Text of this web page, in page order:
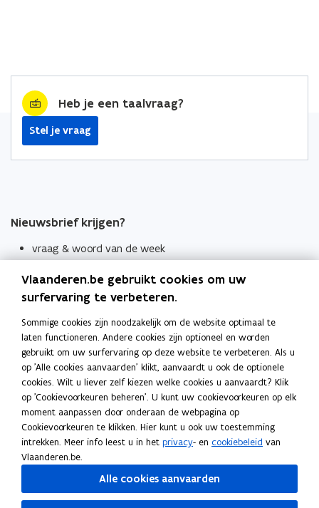
Heb je een taalvraag?
Stel je vraag
Nieuwsbrief krijgen?
vraag & woord van de week
Schrijf je in
Thema's
Taaladviezen
Spellingregels
Tips voor duidelijke taal
Bekijk ook
Spellingtests
Boek- en webwijzer
Vlaanderen.be gebruikt cookies om uw
surfervaring te verbeteren.
Sommige cookies zijn noodzakelijk om de website optimaal te
laten functioneren. Andere cookies zijn optioneel en worden
gebruikt om uw surfervaring op deze website te verbeteren. Als u
op 'Alle cookies aanvaarden' klikt, aanvaardt u ook de optionele
cookies. Wilt u liever zelf kiezen welke cookies u aanvaardt? Klik
op 'Cookievoorkeuren beheren'. U kunt uw cookievoorkeuren op elk
moment aanpassen door onderaan de webpagina op
Cookievoorkeuren te klikken. Hier kunt u ook uw toestemming
intrekken. Meer info leest u in het privacy- en cookiebeleid van
Vlaanderen.be.
Alle cookies aanvaarden